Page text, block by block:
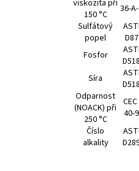
viskozita při
150 °C
36-
Sulfátový
popel
Fosfor
Síra
Odparnost
(NOACK) při
250 °C
CEC
40-
Číslo
alkality